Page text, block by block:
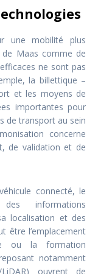
une mobilité plus
Maas comme de
ne sont pas
la billettique –
et les moyens de
importantes pour
de transport au sein
concerne
de validation et de
connecté, le
informations
localisation et des
être l’emplacement
ou la formation
notamment
ouvrent de